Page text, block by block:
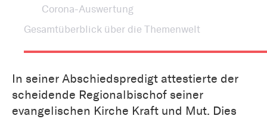
Corona-Auswertung
Gesamtüberblick über die Themenwelt
In seiner Abschiedspredigt attestierte der
scheidende Regionalbischof seiner
evangelischen Kirche Kraft und Mut. Dies